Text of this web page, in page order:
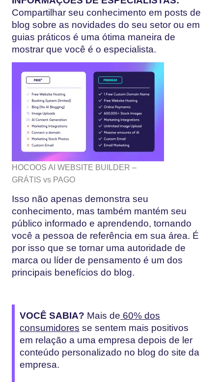
Compartilhar seu conhecimento em posts de
blog sobre as novidades do seu setor ou em
guias práticos é uma ótima maneira de
mostrar que você é o especialista.
HOCOOS AI WEBSITE BUILDER –
GRÁTIS vs PAGO
Isso não apenas demonstra seu
conhecimento, mas também mantém seu
público informado e aprendendo, tornando
você a pessoa de referência em sua área. É
por isso que se tornar uma autoridade de
marca ou líder de pensamento é um dos
principais benefícios do blog.
VOCÊ SABIA? Mais de 60% dos
consumidores se sentem mais positivos
em relação a uma empresa depois de ler
conteúdo personalizado no blog do site da
empresa.